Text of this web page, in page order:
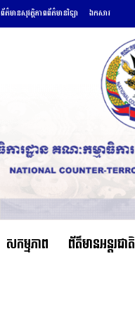
ព័ត៌មានសុវត្ថិភាពព័ត៌មានវិទ្យា ឯកសារ
សកម្មភាព ព័ត៌មានអន្តរជាតិ